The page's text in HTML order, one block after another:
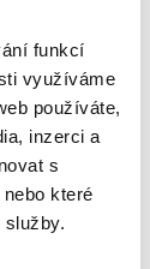
funkcí
využíváme
používáte,
inzerci a
s
které